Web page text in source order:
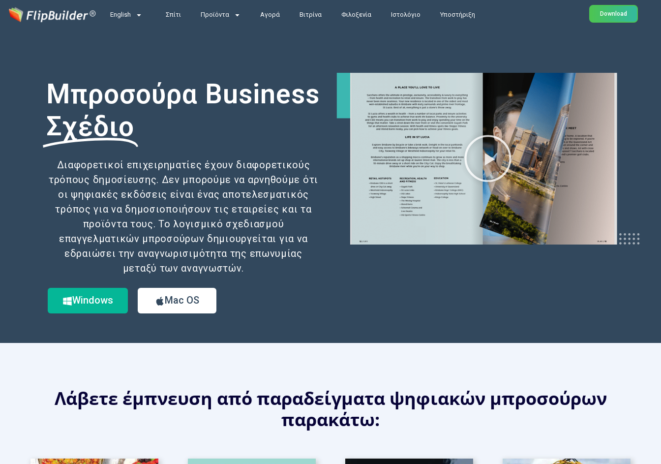
English Σπίτι Προϊόντα Αγορά Βιτρίνα Φιλοξενία Ιστολόγιο Υποστήριξη Download
Μπροσούρα Business
Σχέδιο
Διαφορετικοί επιχειρηματίες έχουν διαφορετικούς
τρόπους δημοσίευσης. Δεν μπορούμε να αρνηθούμε ότι
οι ψηφιακές εκδόσεις είναι ένας αποτελεσματικός
τρόπος για να δημοσιοποιήσουν τις εταιρείες και τα
προϊόντα τους. Το λογισμικό σχεδιασμού
επαγγελματικών μπροσούρων δημιουργείται για να
εδραιώσει την αναγνωρισιμότητα της επωνυμίας
μεταξύ των αναγνωστών.
Windows Mac OS
Λάβετε έμπνευση από παραδείγματα ψηφιακών μπροσούρων
παρακάτω: